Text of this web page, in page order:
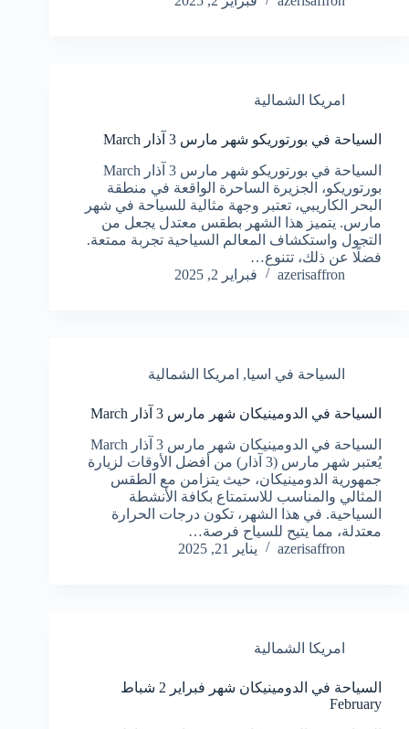
امريكا الشمالية
السياحة في بورتوريكو شهر مارس 3 آذار March
السياحة في بورتوريكو شهر مارس 3 آذار March
بورتوريكو، الجزيرة الساحرة الواقعة في منطقة
البحر الكاريبي، تعتبر وجهة مثالية للسياحة في شهر
مارس. يتميز هذا الشهر بطقس معتدل يجعل من
التجول واستكشاف المعالم السياحية تجربة ممتعة.
فضلًا عن ذلك، تتنوع…
azerisaffron
فبراير 2, 2025
السياحة في اسيا, امريكا الشمالية
السياحة في الدومينيكان شهر مارس 3 آذار March
السياحة في الدومينيكان شهر مارس 3 آذار March
يُعتبر شهر مارس (3 آذار) من أفضل الأوقات لزيارة
جمهورية الدومينيكان، حيث يتزامن مع الطقس
المثالي والمناسب للاستمتاع بكافة الأنشطة
السياحية. في هذا الشهر، تكون درجات الحرارة
معتدلة، مما يتيح للسياح فرصة…
azerisaffron
يناير 21, 2025
امريكا الشمالية
السياحة في الدومينيكان شهر فبراير 2 شباط
February